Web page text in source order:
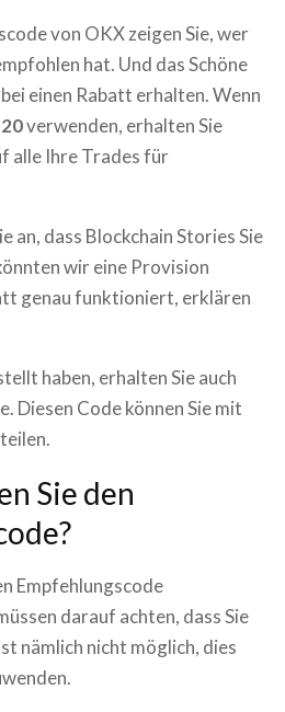
von OKX zeigen Sie, wer
hat. Und das Schöne
einen Rabatt erhalten. Wenn
verwenden, erhalten Sie
alle Ihre Trades für
an, dass Blockchain Stories Sie
wir eine Provision
genau funktioniert, erklären
haben, erhalten Sie auch
Diesen Code können Sie mit
Sie den
Empfehlungscode
darauf achten, dass Sie
nämlich nicht möglich, dies